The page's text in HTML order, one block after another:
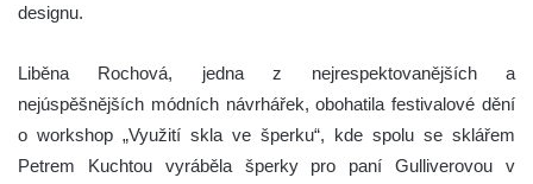
designu.
Liběna Rochová, jedna z nejrespektovanějších a
nejúspěšnějších módních návrhářek, obohatila festivalové dění
o workshop „Využití skla ve šperku“, kde spolu se sklářem
Petrem Kuchtou vyráběla šperky pro paní Gulliverovou v